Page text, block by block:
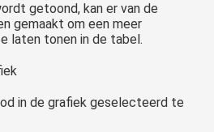
getoond, kan er van de
gemaakt om een meer
laten tonen in de tabel.
in de grafiek geselecteerd te